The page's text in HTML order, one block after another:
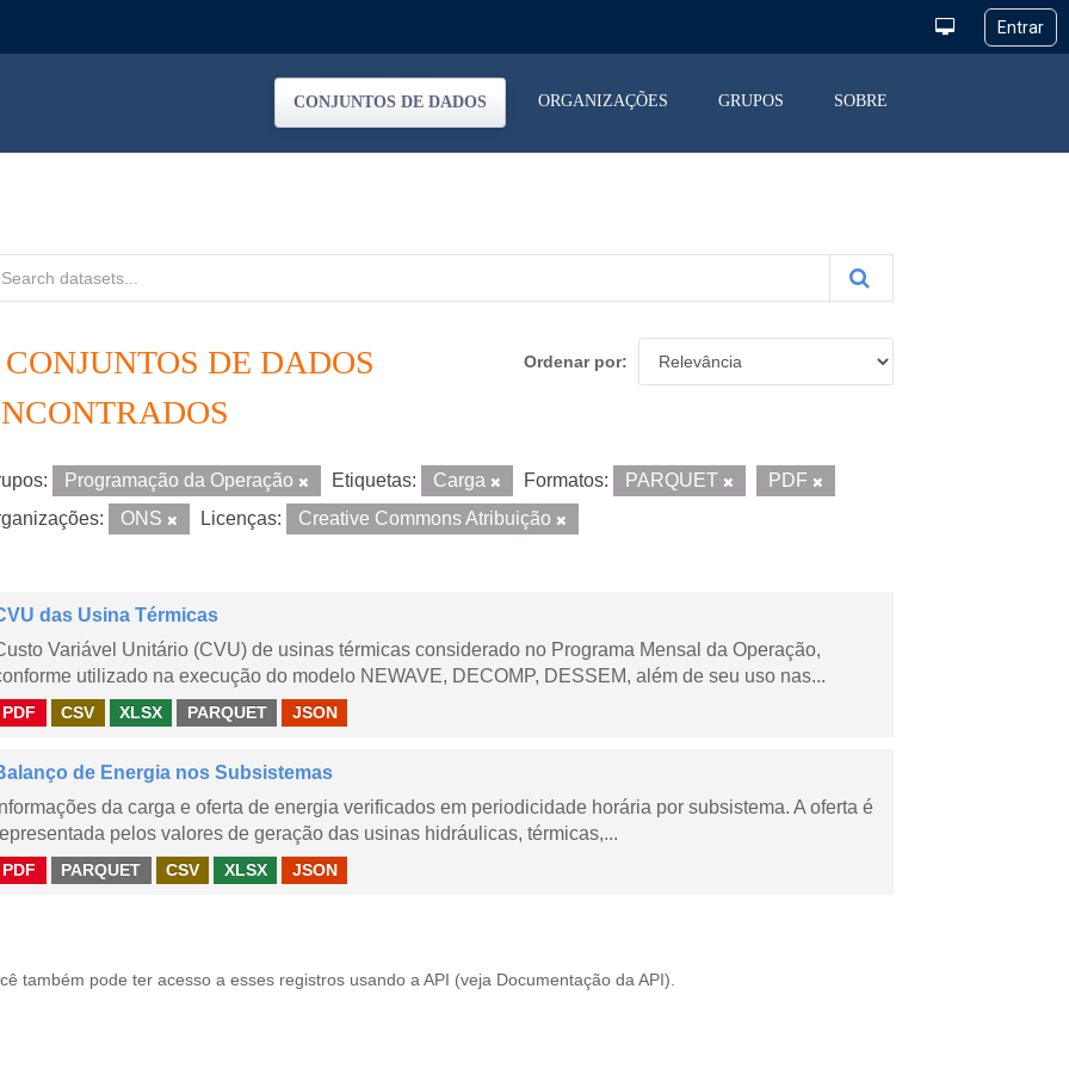
CONJUNTOS DE DADOS ORGANIZAÇÕES GRUPOS SOBRE
Ordenar por
CONJUNTOS DE DADOS
Programação da Operação Etiquetas: Carga Formatos: PARQUET
PDF
ONS Licenças: Creative Commons Atribuição
das Usina Térmicas
Variável Unitário (CVU) de usinas térmicas considerado no Programa Mensal da Operação,
utilizado na execução do modelo NEWAVE, DECOMP, DESSEM, além de seu uso nas...
PDF CSV XLSX PARQUET JSON
de Energia nos Subsistemas
Informações da carga e oferta de energia verificados em periodicidade horária por subsistema. A oferta é
pelos valores de geração das usinas hidráulicas, térmicas,...
PDF PARQUET CSV XLSX JSON
também pode ter acesso a esses registros usando a API (veja Documentação da API ).